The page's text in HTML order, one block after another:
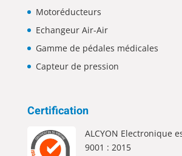
Motoréducteurs
Echangeur Air-Air
Gamme de pédales médicales
Capteur de pression
Certification
ALCYON Electronique
9001 : 2015